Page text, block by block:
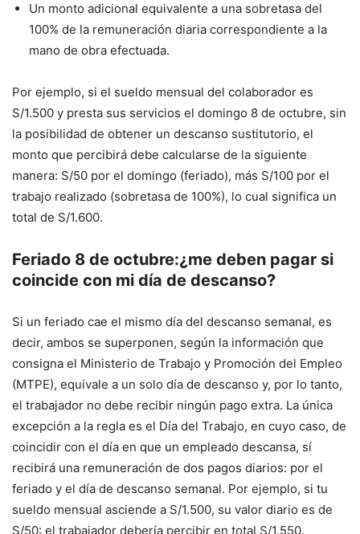
Un monto adicional equivalente a una sobretasa del
100% de la remuneración diaria correspondiente a la
mano de obra efectuada.
Por ejemplo, si el sueldo mensual del colaborador es
S/1.500 y presta sus servicios el domingo 8 de octubre, sin
la posibilidad de obtener un descanso sustitutorio, el
monto que percibirá debe calcularse de la siguiente
manera: S/50 por el domingo (feriado), más S/100 por el
trabajo realizado (sobretasa de 100%), lo cual significa un
total de S/1.600.
Feriado 8 de octubre:¿me deben pagar si
coincide con mi día de descanso?
Si un feriado cae el mismo día del descanso semanal, es
decir, ambos se superponen, según la información que
consigna el Ministerio de Trabajo y Promoción del Empleo
(MTPE), equivale a un solo día de descanso y, por lo tanto,
el trabajador no debe recibir ningún pago extra. La única
excepción a la regla es el Día del Trabajo, en cuyo caso, de
coincidir con el día en que un empleado descansa, sí
recibirá una remuneración de dos pagos diarios: por el
feriado y el día de descanso semanal. Por ejemplo, si tu
sueldo mensual asciende a S/1.500, su valor diario es de
S/50: el trabajador debería percibir en total S/1.550.